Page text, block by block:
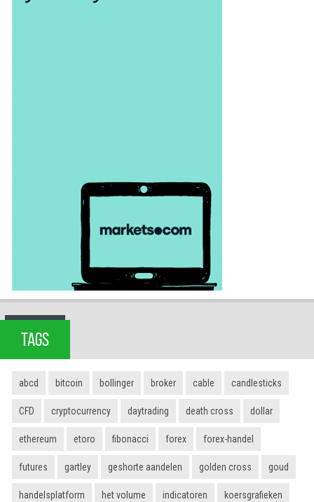
TAGS
abcd bitcoin bollinger broker cable candlesticks
CFD cryptocurrency daytrading death cross dollar
ethereum etoro fibonacci forex forex-handel
futures gartley geshorte aandelen golden cross goud
handelsplatform het volume indicatoren koersgrafieken